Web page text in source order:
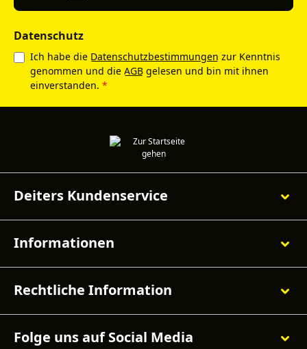
Datenschutz
Ich habe die Datenschutzbestimmungen zur Kenntnis
genommen und die AGB gelesen und bin mit ihnen
einverstanden. *
Deiters Kundenservice
Informationen
Rechtliche Information
Folge uns auf Social Media